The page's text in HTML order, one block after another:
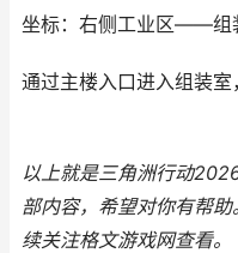
坐标：右侧工业区——组
通过主楼入口进入组装
以上就是三角洲行动
部内容，希望对你有帮助
续关注格文游戏网查看。